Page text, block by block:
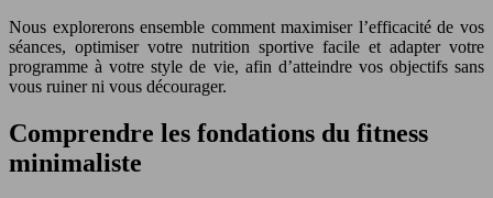
Nous explorerons ensemble comment maximiser l’efficacité de vos
séances, optimiser votre nutrition sportive facile et adapter votre
programme à votre style de vie, afin d’atteindre vos objectifs sans
vous ruiner ni vous décourager.
Comprendre les fondations du fitness
minimaliste